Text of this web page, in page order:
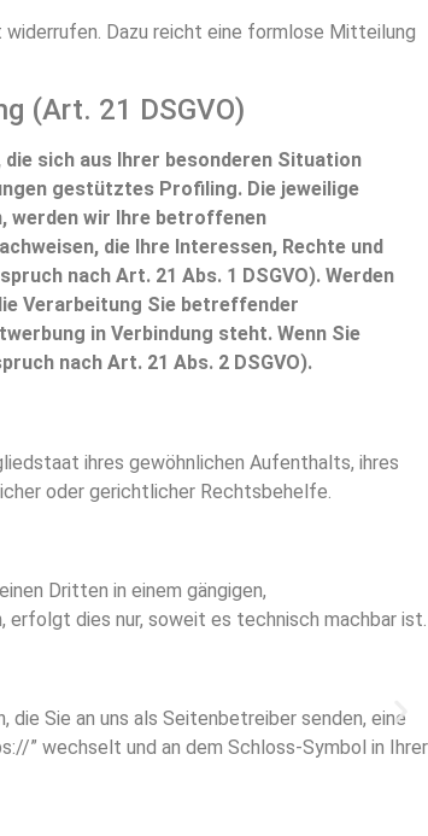
widerrufen. Dazu reicht eine formlose Mitteilung
(Art. 21 DSGVO)
sich aus Ihrer besonderen Situation
gestütztes Profiling. Die jeweilige
werden wir Ihre betroffenen
die Ihre Interessen, Rechte und
nach Art. 21 Abs. 1 DSGVO). Werden
Verarbeitung Sie betreffender
in Verbindung steht. Wenn Sie
nach Art. 21 Abs. 2 DSGVO).
ihres gewöhnlichen Aufenthalts, ihres
oder gerichtlicher Rechtsbehelfe.
Dritten in einem gängigen,
erfolgt dies nur, soweit es technisch machbar ist.
Sie an uns als Seitenbetreiber senden, eine
” wechselt und an dem Schloss-Symbol in Ihrer